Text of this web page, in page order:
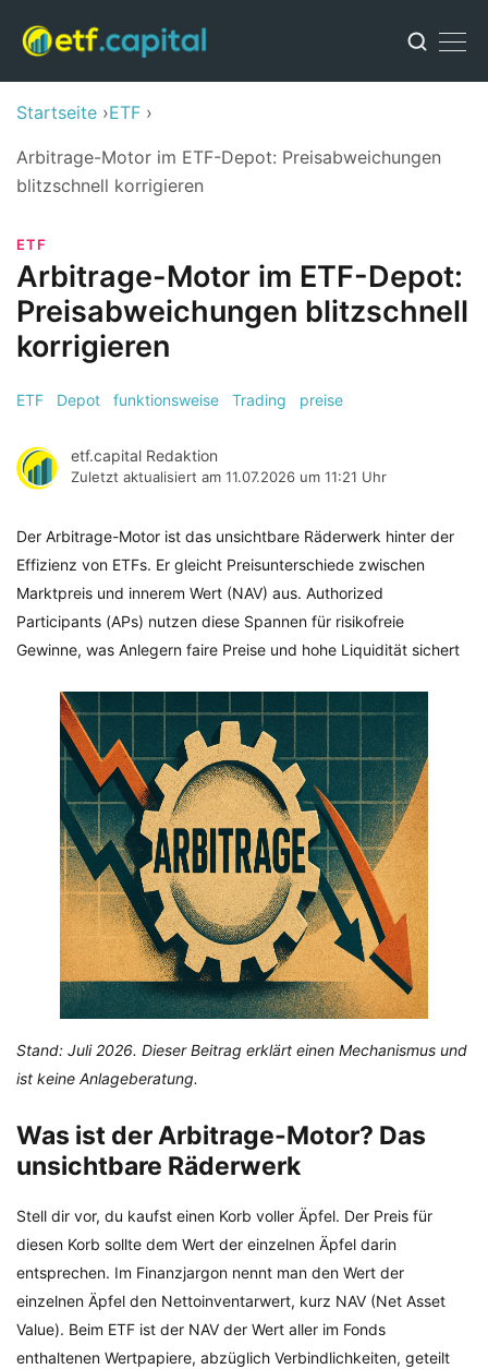
Startseite ETF
Arbitrage-Motor im ETF-Depot: Preisabweichungen
blitzschnell korrigieren
ETF
Arbitrage-Motor im ETF-Depot:
Preisabweichungen blitzschnell
korrigieren
ETF Depot funktionsweise Trading preise
etf.capital Redaktion
Zuletzt aktualisiert am 11.07.2026 um 11:21 Uhr
Der Arbitrage-Motor ist das unsichtbare Räderwerk hinter der
Effizienz von ETFs. Er gleicht Preisunterschiede zwischen
Marktpreis und innerem Wert (NAV) aus. Authorized
Participants (APs) nutzen diese Spannen für risikofreie
Gewinne, was Anlegern faire Preise und hohe Liquidität sichert
Stand: Juli 2026. Dieser Beitrag erklärt einen Mechanismus und
ist keine Anlageberatung.
Was ist der Arbitrage-Motor? Das
unsichtbare Räderwerk
Stell dir vor, du kaufst einen Korb voller Äpfel. Der Preis für
diesen Korb sollte dem Wert der einzelnen Äpfel darin
entsprechen. Im Finanzjargon nennt man den Wert der
einzelnen Äpfel den Nettoinventarwert, kurz NAV (Net Asset
Value). Beim ETF ist der NAV der Wert aller im Fonds
enthaltenen Wertpapiere, abzüglich Verbindlichkeiten, geteilt